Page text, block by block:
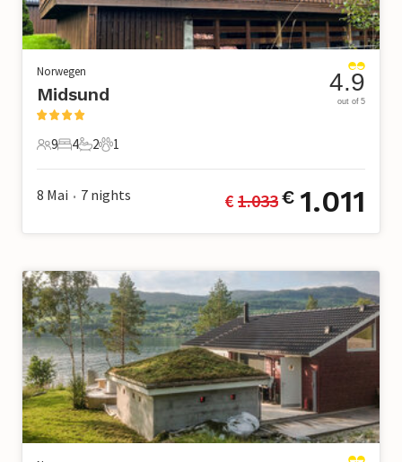
Norwegen
Midsund
9 Gäste
9
4 Schlafzimmer
4
2 Badezimmer
2
1 Haustier
1
4.9
out of 5
8 Mai • 7 nights € 1.033€ 1.011